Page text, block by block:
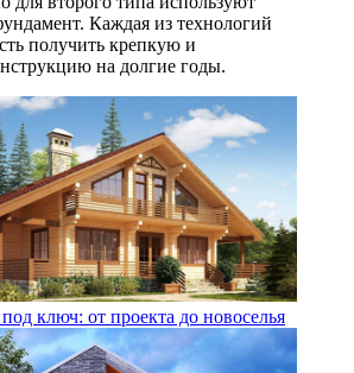
Каждая из технологий
получить крепкую и
на долгие годы.
ключ: от проекта до новоселья